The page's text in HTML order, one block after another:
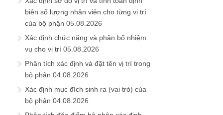
biên số lượng nhân viên cho từng vị trí
của bộ phận 05.08.2026
Xác định chức năng và phân bổ nhiệm
vụ cho vị trí 05.08.2026
Phân tích xác định và đặt tên vị trí trong
bộ phận 04.08.2026
Xác định mục đích sinh ra (vai trò) của
bộ phận 04.08.2026